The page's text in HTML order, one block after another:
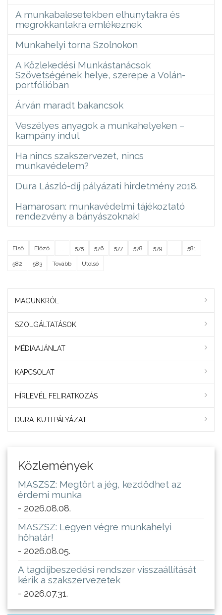
A munkabalesetekben elhunytakra és
megrokkantakra emlékeznek
Munkahelyi torna Szolnokon
A Közlekedési Munkástanácsok
Szövetségének helye, szerepe a Volán-
portfólióban
Árván maradt bakancsok
Veszélyes anyagok a munkahelyeken –
kampány indul
Ha nincs szakszervezet, nincs
munkavédelem?
Dura László-díj pályázati hirdetmény 2018.
Hamarosan: munkavédelmi tájékoztató
rendezvény a bányászoknak!
Első Előző 575 576 577 578 579 581
582 583 Tovább Utolsó
MAGUNKRÓL
SZOLGÁLTATÁSOK
MÉDIAAJÁNLAT
KAPCSOLAT
HÍRLEVÉL FELIRATKOZÁS
DURA-KUTI PÁLYÁZAT
Közlemények
MASZSZ: Megtört a jég, kezdődhet az
érdemi munka
- 2026.08.08.
MASZSZ: Legyen végre munkahelyi
hőhatár!
- 2026.08.05.
A tagdíjbeszedési rendszer visszaállítását
kérik a szakszervezetek
- 2026.07.31.